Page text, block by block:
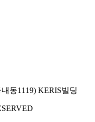
동1119) KERIS빌딩